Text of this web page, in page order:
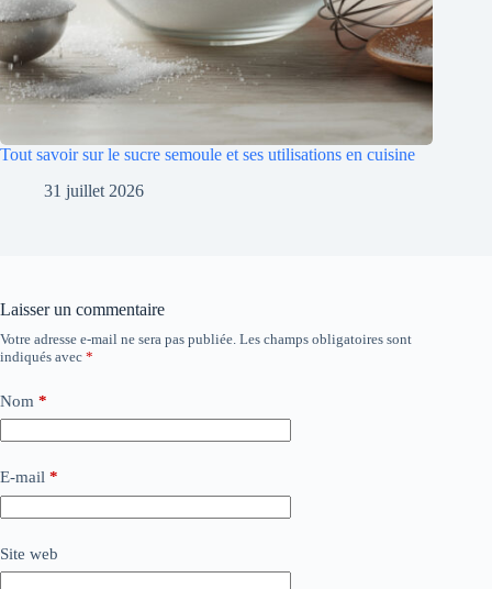
Tout savoir sur le sucre semoule et ses utilisations en cuisine
31 juillet 2026
Laisser un commentaire
Votre adresse e-mail ne sera pas publiée. Les champs obligatoires sont
indiqués avec *
Nom *
E-mail *
Site web